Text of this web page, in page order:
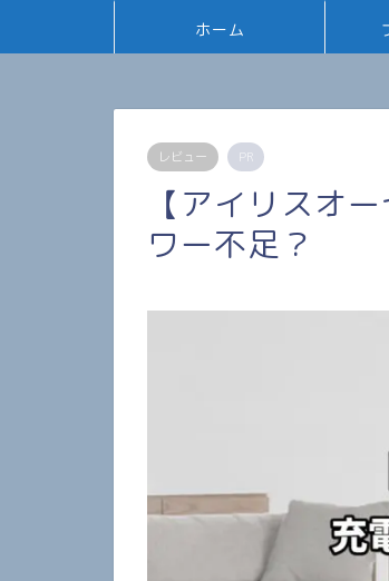
ホーム
レビュー PR
【アイリスオ
ワー不足？